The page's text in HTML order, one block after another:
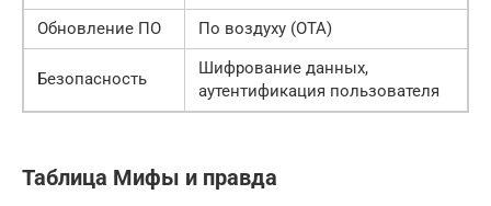
Обновление ПО По воздуху (OTA)
Безопасность
Шифрование данных,
аутентификация пользователя
Таблица Мифы и правда